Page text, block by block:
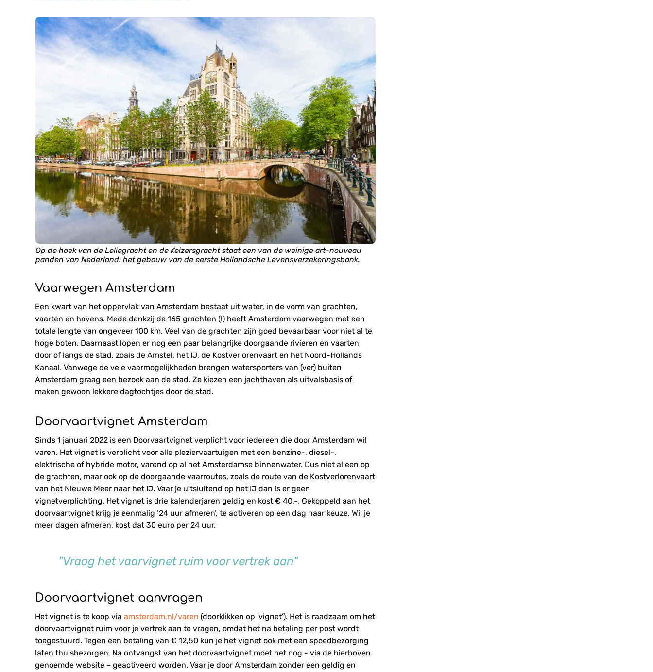
Op de hoek van de Leliegracht en de Keizersgracht staat een van de weinige art-nouveau
panden van Nederland: het gebouw van de eerste Hollandsche Levensverzekeringsbank.
Vaarwegen Amsterdam
Een kwart van het oppervlak van Amsterdam bestaat uit water, in de vorm van grachten,
vaarten en havens. Mede dankzij de 165 grachten (!) heeft Amsterdam vaarwegen met een
totale lengte van ongeveer 100 km. Veel van de grachten zijn goed bevaarbaar voor niet al te
hoge boten. Daarnaast lopen er nog een paar belangrijke doorgaande rivieren en vaarten
door of langs de stad, zoals de Amstel, het IJ, de Kostverlorenvaart en het Noord-Hollands
Kanaal. Vanwege de vele vaarmogelijkheden brengen watersporters van (ver) buiten
Amsterdam graag een bezoek aan de stad. Ze kiezen een jachthaven als uitvalsbasis of
maken gewoon lekkere dagtochtjes door de stad.
Doorvaartvignet Amsterdam
Sinds 1 januari 2022 is een Doorvaartvignet verplicht voor iedereen die door Amsterdam wil
varen. Het vignet is verplicht voor alle pleziervaartuigen met een benzine-, diesel-,
elektrische of hybride motor, varend op al het Amsterdamse binnenwater. Dus niet alleen op
de grachten, maar ook op de doorgaande vaarroutes, zoals de route van de Kostverlorenvaart
van het Nieuwe Meer naar het IJ. Vaar je uitsluitend op het IJ dan is er geen
vignetverplichting. Het vignet is drie kalenderjaren geldig en kost € 40,-. Gekoppeld aan het
doorvaartvignet krijg je eenmalig ’24 uur afmeren’, te activeren op een dag naar keuze. Wil je
meer dagen afmeren, kost dat 30 euro per 24 uur.
"Vraag het vaarvignet ruim voor vertrek aan"
Doorvaartvignet aanvragen
Het vignet is te koop via amsterdam.nl/varen (doorklikken op 'vignet'). Het is raadzaam om het
doorvaartvignet ruim voor je vertrek aan te vragen, omdat het na betaling per post wordt
toegestuurd. Tegen een betaling van € 12,50 kun je het vignet ook met een spoedbezorging
laten thuisbezorgen. Na ontvangst van het doorvaartvignet moet het nog - via de hierboven
genoemde website – geactiveerd worden. Vaar je door Amsterdam zonder een geldig en